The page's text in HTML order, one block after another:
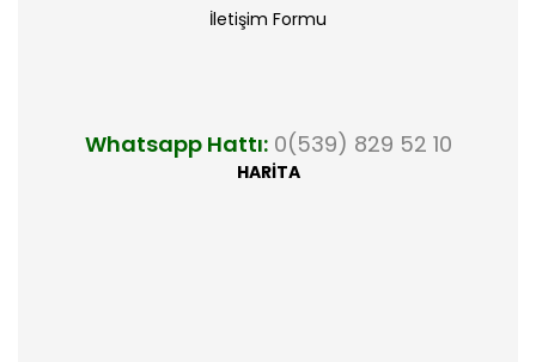
İletişim Formu
Whatsapp Hattı: 0(539) 829 52 10
HARİTA